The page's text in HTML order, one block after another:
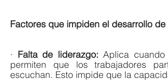
Factores que impiden el desarrollo
· Falta de liderazgo: Aplica
permiten que los trabajadores
escuchan. Esto impide que la